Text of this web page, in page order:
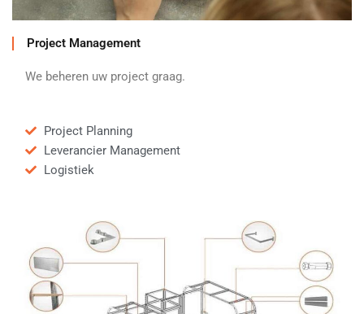
Project Management
We beheren uw project graag.
Project Planning
Leverancier Management
Logistiek